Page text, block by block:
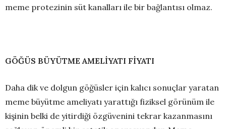
meme protezinin süt kanalları ile bir bağlantısı olmaz.
GÖĞÜS BÜYÜTME AMELİYATI FİYATI
Daha dik ve dolgun göğüsler için kalıcı sonuçlar yaratan
meme büyütme ameliyatı yarattığı fiziksel görünüm ile
kişinin belki de yitirdiği özgüvenini tekrar kazanmasını